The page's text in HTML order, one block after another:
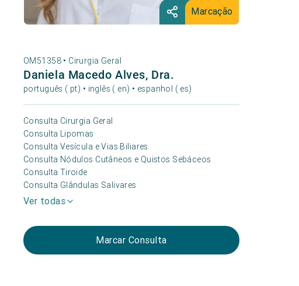
Marcação
OM51358 • Cirurgia Geral
Daniela Macedo Alves, Dra.
português ( pt) • inglês ( en) • espanhol ( es)
Consulta Cirurgia Geral
Consulta Lipomas
Consulta Vesícula e Vias Biliares
Consulta Nódulos Cutâneos e Quistos Sebáceos
Consulta Tiroide
Consulta Glândulas Salivares
Ver todas
Marcar Consulta